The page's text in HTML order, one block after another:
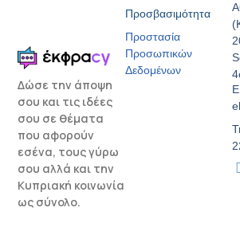
Δώσε την άποψη
σου και τις ιδέες
σου σε θέματα
που αφορούν
εσένα, τους γύρω
σου αλλά και την
Κυπριακή κοινωνία
ως σύνολο.
Προσβασιμότητα
Προστασία
Προσωπικών
Δεδομένων